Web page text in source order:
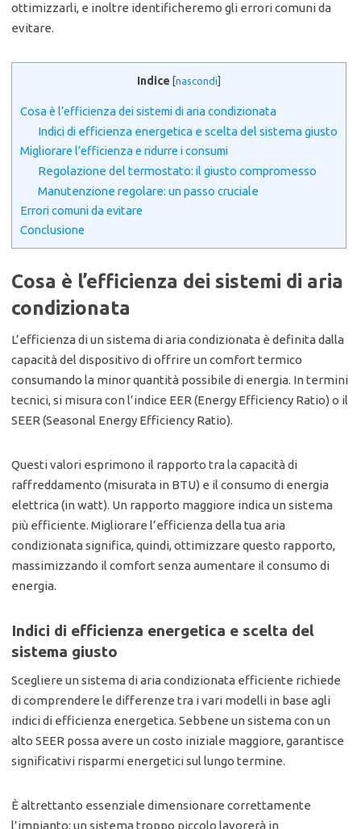
ottimizzarli, e inoltre identificheremo gli errori comuni da
evitare.
Indice nascondi
Cosa è l’efficienza dei sistemi di aria condizionata
Indici di efficienza energetica e scelta del sistema giusto
Migliorare l’efficienza e ridurre i consumi
Regolazione del termostato: il giusto compromesso
Manutenzione regolare: un passo cruciale
Errori comuni da evitare
Conclusione
Cosa è l’efficienza dei sistemi di aria
condizionata
L’efficienza di un sistema di aria condizionata è definita dalla
capacità del dispositivo di offrire un comfort termico
consumando la minor quantità possibile di energia. In termini
tecnici, si misura con l’indice EER (Energy Efficiency Ratio) o il
SEER (Seasonal Energy Efficiency Ratio).
Questi valori esprimono il rapporto tra la capacità di
raffreddamento (misurata in BTU) e il consumo di energia
elettrica (in watt). Un rapporto maggiore indica un sistema
più efficiente. Migliorare l’efficienza della tua aria
condizionata significa, quindi, ottimizzare questo rapporto,
massimizzando il comfort senza aumentare il consumo di
energia.
Indici di efficienza energetica e scelta del
sistema giusto
Scegliere un sistema di aria condizionata efficiente richiede
di comprendere le differenze tra i vari modelli in base agli
indici di efficienza energetica. Sebbene un sistema con un
alto SEER possa avere un costo iniziale maggiore, garantisce
significativi risparmi energetici sul lungo termine.
È altrettanto essenziale dimensionare correttamente
l’impianto: un sistema troppo piccolo lavorerà in